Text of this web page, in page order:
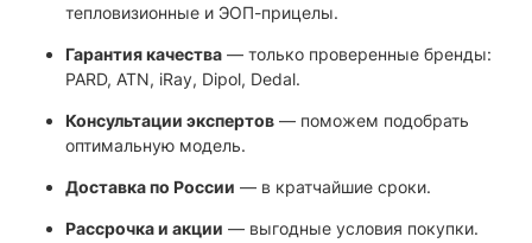
тепловизионные и ЭОП-прицелы.
Гарантия качества — только проверенные бренды:
PARD, ATN, iRay, Dipol, Dedal.
Консультации экспертов — поможем подобрать
оптимальную модель.
Доставка по России — в кратчайшие сроки.
Рассрочка и акции — выгодные условия покупки.